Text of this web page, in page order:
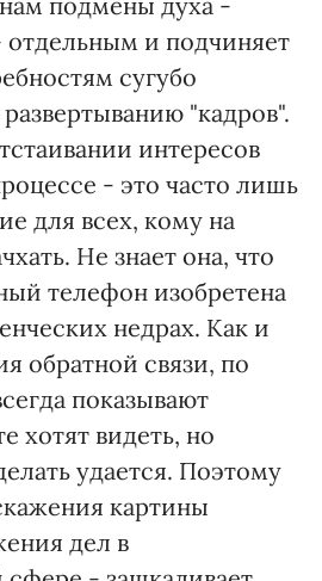
отдельным и подчиняет
сугубо
"кадров".
интересов
- это часто лишь
для всех, кому на
Не знает она, что
телефон изобретена
недрах. Как и
обратной связи, по
показывают
хотят видеть, но
удается. Поэтому
картины
дел в